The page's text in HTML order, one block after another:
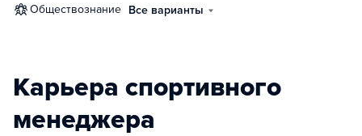
обществознание Все варианты
Карьера спортивного
менеджера